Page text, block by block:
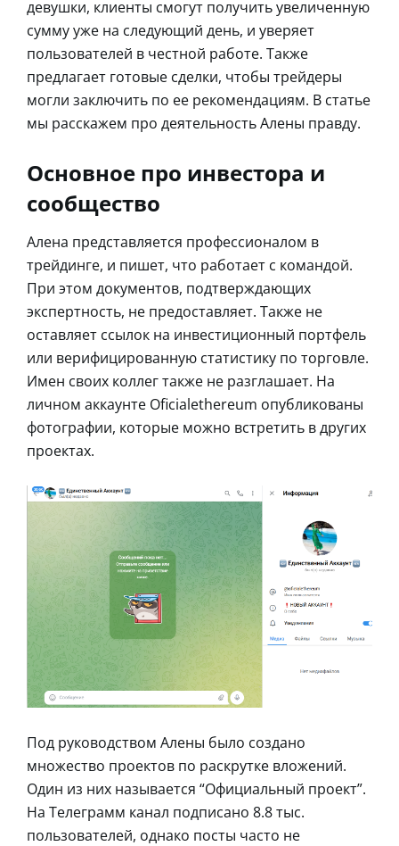
девушки, клиенты смогут получить увеличенную
сумму уже на следующий день, и уверяет
пользователей в честной работе. Также
предлагает готовые сделки, чтобы трейдеры
могли заключить по ее рекомендациям. В статье
мы расскажем про деятельность Алены правду.
Основное про инвестора и
сообщество
Алена представляется профессионалом в
трейдинге, и пишет, что работает с командой.
При этом документов, подтверждающих
экспертность, не предоставляет. Также не
оставляет ссылок на инвестиционный портфель
или верифицированную статистику по торговле.
Имен своих коллег также не разглашает. На
личном аккаунте Oficialethereum опубликованы
фотографии, которые можно встретить в других
проектах.
Под руководством Алены было создано
множество проектов по раскрутке вложений.
Один из них называется “Официальный проект”.
На Телеграмм канал подписано 8.8 тыс.
пользователей, однако посты часто не